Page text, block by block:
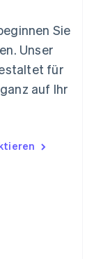
Sie
Unser
für
auf Ihr